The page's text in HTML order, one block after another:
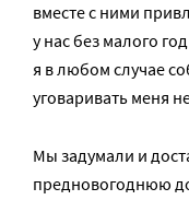
вместе с ними
у нас без малого
я в любом случае
уговаривать меня
Мы задумали и
предновогоднюю